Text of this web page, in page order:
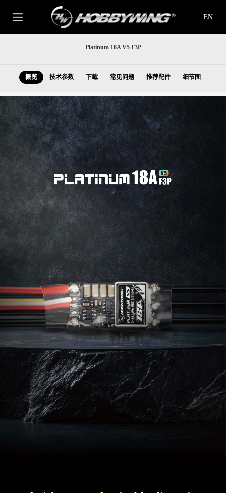
EN
Platinum 18A V5 F3P
概览 技术参数 下载 常见问题 推荐配件 细节图